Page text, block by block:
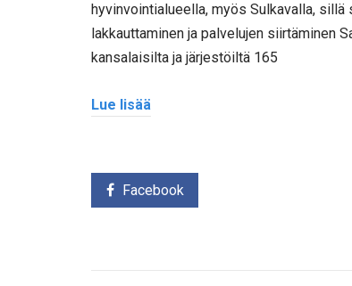
hyvinvointialueella, myös Sulkavalla,
lakkauttaminen ja palvelujen siirtäminen
kansalaisilta ja järjestöiltä 165
Lue lisää
Facebook